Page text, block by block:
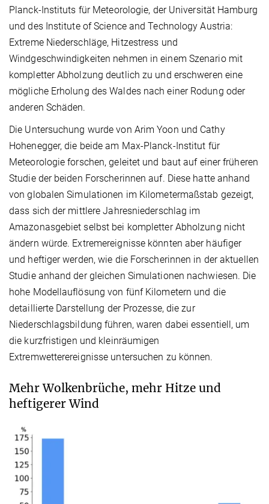
Planck-Instituts für Meteorologie, der Universität Hamburg
und des Institute of Science and Technology Austria:
Extreme Niederschläge, Hitzestress und
Windgeschwindigkeiten nehmen in einem Szenario mit
kompletter Abholzung deutlich zu und erschweren eine
mögliche Erholung des Waldes nach einer Rodung oder
anderen Schäden.
Die Untersuchung wurde von Arim Yoon und Cathy
Hohenegger, die beide am Max-Planck-Institut für
Meteorologie forschen, geleitet und baut auf einer früheren
Studie der beiden Forscherinnen auf. Diese hatte anhand
von globalen Simulationen im Kilometermaßstab gezeigt,
dass sich der mittlere Jahresniederschlag im
Amazonasgebiet selbst bei kompletter Abholzung nicht
ändern würde. Extremereignisse könnten aber häufiger
und heftiger werden, wie die Forscherinnen in der aktuellen
Studie anhand der gleichen Simulationen nachwiesen. Die
hohe Modellauflösung von fünf Kilometern und die
detaillierte Darstellung der Prozesse, die zur
Niederschlagsbildung führen, waren dabei essentiell, um
die kurzfristigen und kleinräumigen
Extremwetterereignisse untersuchen zu können.
Mehr Wolkenbrüche, mehr Hitze und
heftigerer Wind